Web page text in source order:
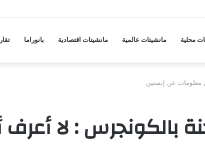
منسقة من حلفاء لإيران
محلية مانشيتات عالمية مانشيتات اقتصادية بانوراما
معلومات عن إبستين
بالكونجرس : لا